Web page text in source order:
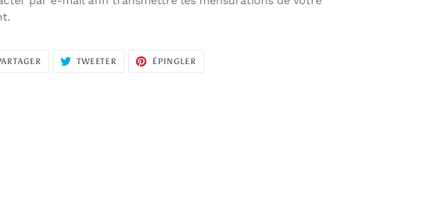
PARTAGER
SUR
TWEETER TWEETERÉPINGLER